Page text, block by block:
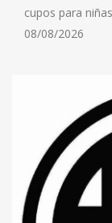
cupos para
08/08/2026